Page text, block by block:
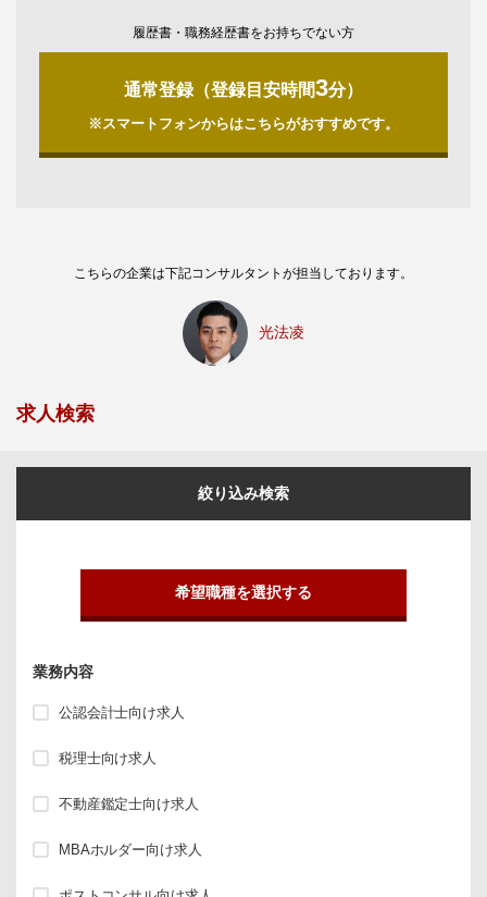
履歴書・職務経歴書をお持ちでない方
通常登録（登録目安時間3分）
※スマートフォンからはこちらがおすすめです。
こちらの企業は下記コンサルタントが担当しております。
光法凌
求人検索
絞り込み検索
希望職種を選択する
業務内容
公認会計士向け求人
税理士向け求人
不動産鑑定士向け求人
MBAホルダー向け求人